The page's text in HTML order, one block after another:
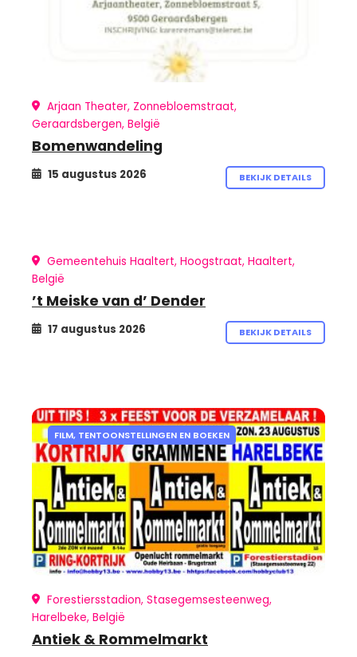
Arjaan Theater, Zonnebloemstraat,
Geraardsbergen, België
Bomenwandeling
15 augustus 2026 BEKIJK DETAILS
Gemeentehuis Haaltert, Hoogstraat, Haaltert,
België
’t Meiske van d’ Dender
17 augustus 2026 BEKIJK DETAILS
FILM, TENTOONSTELLINGEN EN BOEKEN
Forestiersstadion, Stasegemsesteenweg,
Harelbeke, België
Antiek & Rommelmarkt